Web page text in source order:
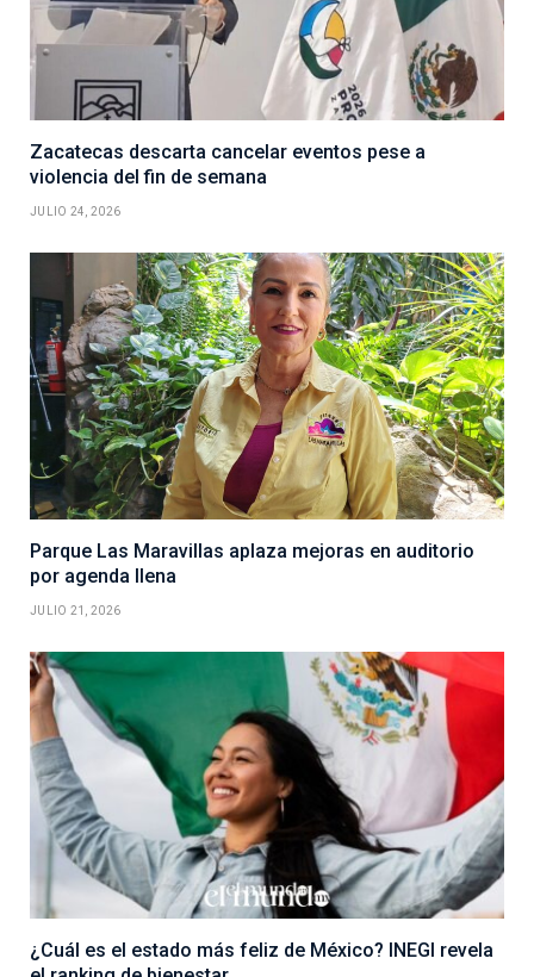
Zacatecas descarta cancelar eventos pese a
violencia del fin de semana
JULIO 24, 2026
Parque Las Maravillas aplaza mejoras en auditorio
por agenda llena
JULIO 21, 2026
¿Cuál es el estado más feliz de México? INEGI revela